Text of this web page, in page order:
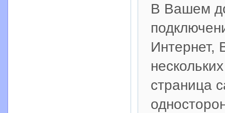
В Вашем
Интернет,
страница